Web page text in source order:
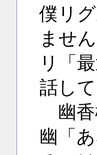
僕リ
ません
リ「
話し
幽香
幽「